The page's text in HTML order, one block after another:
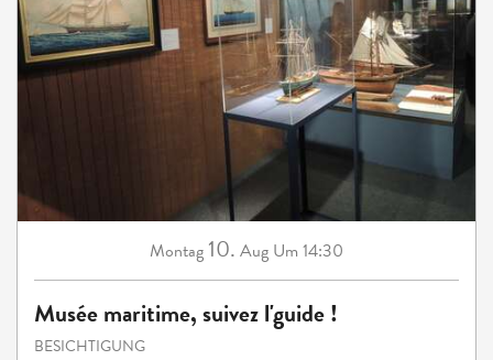
Montag 10. Aug Um 14:30
Musée maritime, suivez l'guide !
BESICHTIGUNG